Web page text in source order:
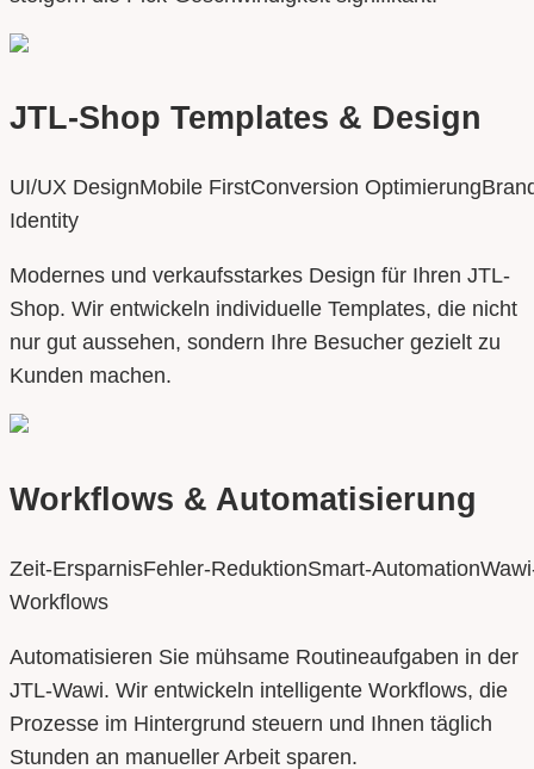
JTL-Shop Templates & Design
UI/UX DesignMobile FirstConversion Optimierung
Identity
Modernes und verkaufsstarkes Design für Ihren JTL-
Shop. Wir entwickeln individuelle Templates, die nicht
nur gut aussehen, sondern Ihre Besucher gezielt zu
Kunden machen.
Workflows & Automatisierung
Zeit-ErsparnisFehler-ReduktionSmart-Automation
Workflows
Automatisieren Sie mühsame Routineaufgaben in der
JTL-Wawi. Wir entwickeln intelligente Workflows, die
Prozesse im Hintergrund steuern und Ihnen täglich
Stunden an manueller Arbeit sparen.